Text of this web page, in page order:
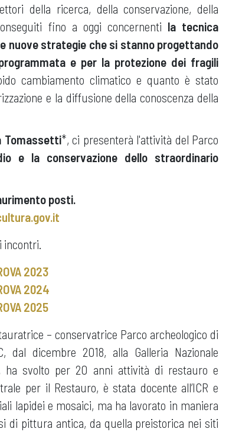
della ricerca, della conservazione, della
fino a oggi concernenti la tecnica
nuove strategie che si stanno progettando
e per la protezione dei fragili
cambiamento climatico e quanto è stato
e la diffusione della conoscenza della
Tomassetti*, ci presenterà l'attività del Parco
e la conservazione dello straordinario
posti.
incontri.
2023
2024
2025
– conservatrice Parco archeologico di
dicembre 2018, alla Galleria Nazionale
ha svolto per 20 anni attività di restauro e
per il Restauro, è stata docente all’ICR e
lapidei e mosaici, ma ha lavorato in maniera
di pittura antica, da quella preistorica nei siti